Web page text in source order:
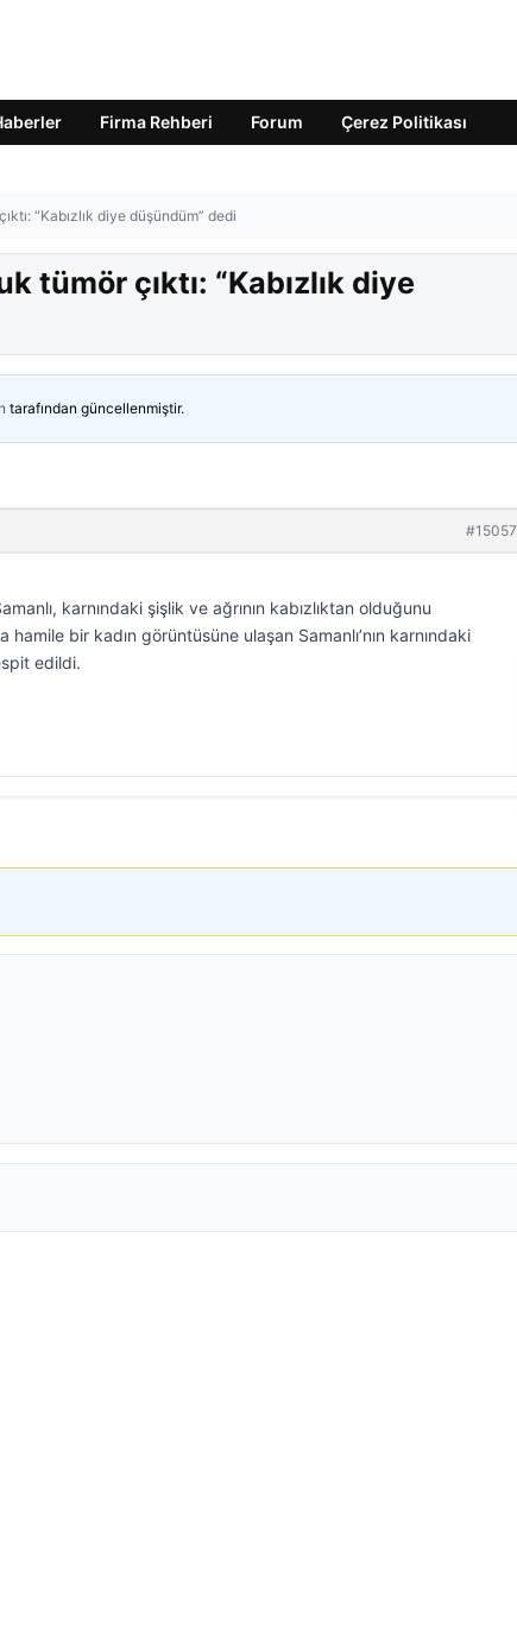
Firma Rehberi Forum Çerez Politikası
“Kabızlık diye düşündüm” dedi
tümör çıktı: “Kabızlık diye
tarafından güncellenmiştir.
#15057
karnındaki şişlik ve ağrının kabızlıktan olduğunu
bir kadın görüntüsüne ulaşan Samanlı’nın karnındaki
edildi.